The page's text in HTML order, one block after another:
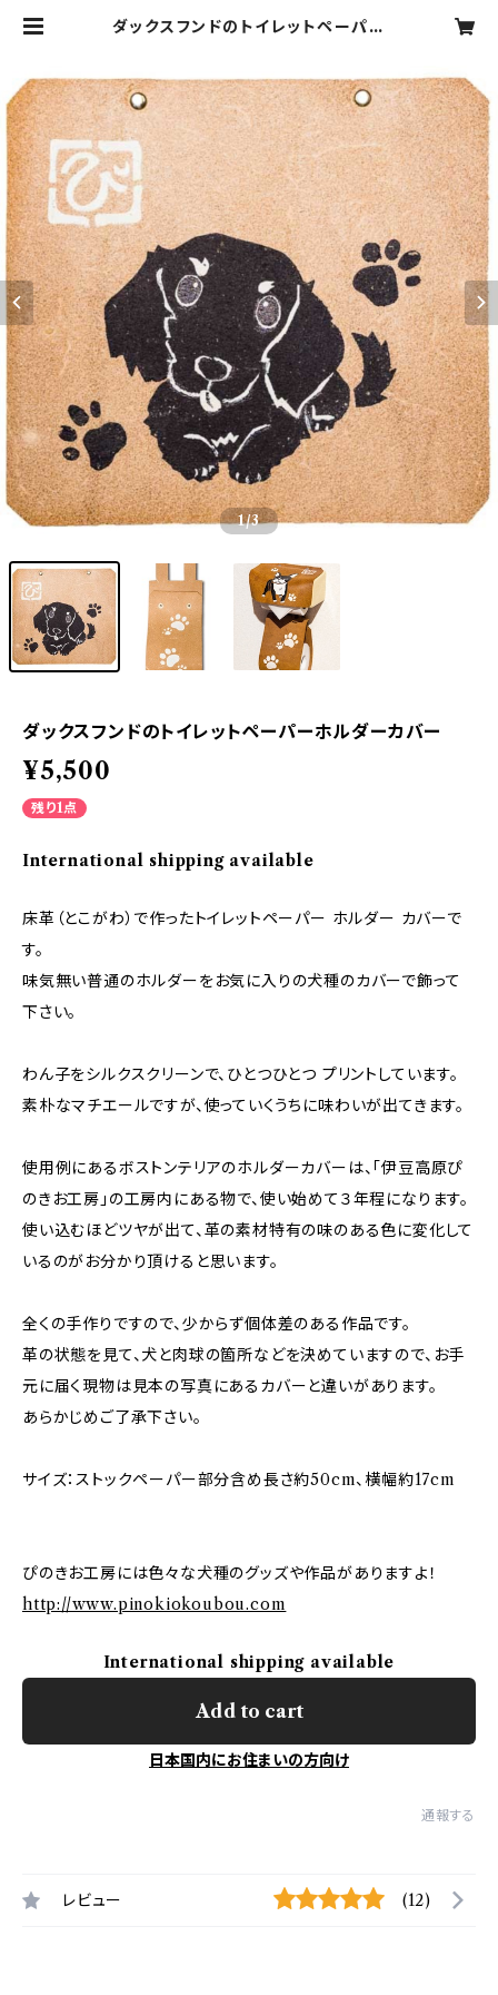
ダックスフンドのトイレットペーパー
1/3
ダックスフンドのトイレットペーパーホルダーカバー
¥5,500
残り1点
International shipping available
床革（とこがわ）で作ったトイレットペーパー ホルダー カバーで
す。
味気無い普通のホルダーをお気に入りの犬種のカバーで飾って
下さい。
わん子をシルクスクリーンで、ひとつひとつ プリントしています。
素朴なマチエールですが、使っていくうちに味わいが出てきます。
使用例にあるボストンテリアのホルダーカバーは、「伊豆高原ぴ
のきお工房」の工房内にある物で、使い始めて３年程になります。
使い込むほどツヤが出て、革の素材特有の味のある色に変化して
いるのがお分かり頂けると思います。
全くの手作りですので、少からず個体差のある作品です。
革の状態を見て、犬と肉球の箇所などを決めていますので、お手
元に届く現物は見本の写真にあるカバーと違いがあります。
あらかじめご了承下さい。
サイズ：ストックペーパー部分含め長さ約50cm、横幅約17cm
ぴのきお工房には色々な犬種のグッズや作品がありますよ！
http://www.pinokiokoubou.com
International shipping available
Add to cart
日本国内にお住まいの方向け
通報する
レビュー (12)